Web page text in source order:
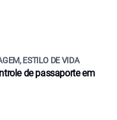
ESTILO DE VIDA
de passaporte em